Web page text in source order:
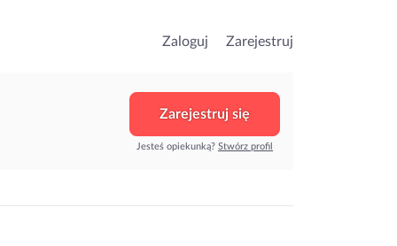
Zaloguj Zarejestruj
Zarejestruj się
Jesteś opiekunką? Stwórz profil